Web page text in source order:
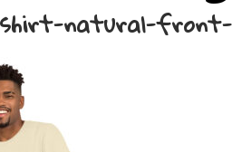
natural-front-